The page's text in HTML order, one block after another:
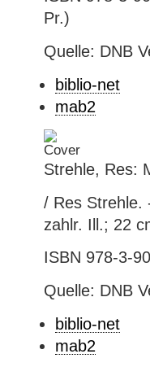
Pr.)
Quelle: DNB
biblio-net
mab2
Strehle, Res:
/ Res Strehle.
zahlr. Ill.; 22
ISBN 978-3-
Quelle: DNB
biblio-net
mab2